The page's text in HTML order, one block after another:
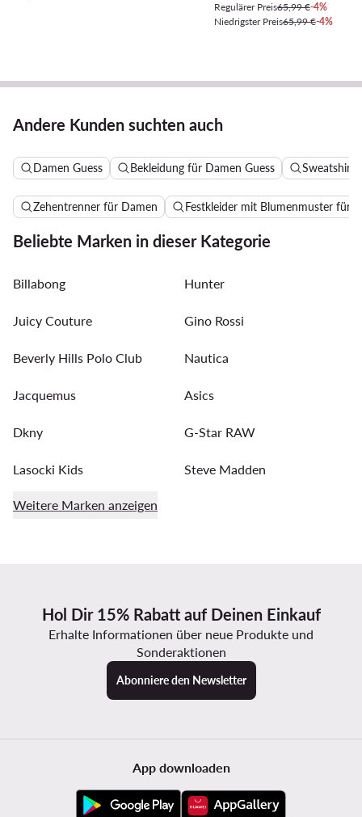
Regulärer Preis65,99 €-4%
Niedrigster Preis65,99 €-4%
Andere Kunden suchten auch
Damen Guess Bekleidung für Damen Guess
Zehentrenner für Damen Festkleider mit Blumenmuster für
Beliebte Marken in dieser Kategorie
Billabong Hunter
Juicy Couture Gino Rossi
Beverly Hills Polo Club Nautica
Jacquemus Asics
Dkny G-Star RAW
Lasocki Kids Steve Madden
Weitere Marken anzeigen
Hol Dir 15% Rabatt auf Deinen Einkauf
Erhalte Informationen über neue Produkte und
Sonderaktionen
Abonniere den Newsletter
App downloaden